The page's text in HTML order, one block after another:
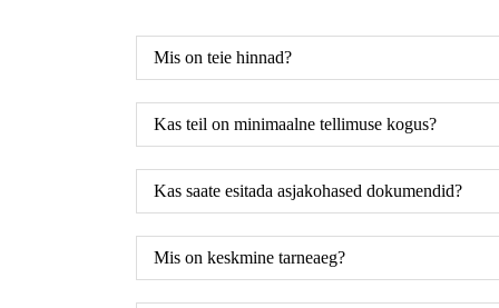
Mis on teie hinnad?
Kas teil on minimaalne tellimuse kogus?
Kas saate esitada asjakohased dokumendid?
Mis on keskmine tarneaeg?